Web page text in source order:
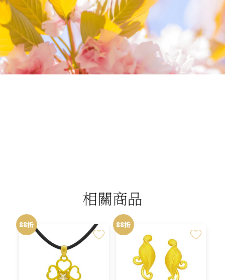
我們相信您值得最好的
相關商品
88折 88折